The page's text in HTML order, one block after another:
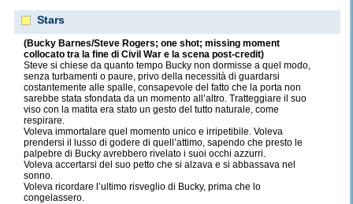
Stars
(Bucky Barnes/Steve Rogers; one shot; missing moment
collocato tra la fine di Civil War e la scena post-credit)
Steve si chiese da quanto tempo Bucky non dormisse a quel modo,
senza turbamenti o paure, privo della necessità di guardarsi
costantemente alle spalle, consapevole del fatto che la porta non
sarebbe stata sfondata da un momento all’altro. Tratteggiare il suo
viso con la matita era stato un gesto del tutto naturale, come
respirare.
Voleva immortalare quel momento unico e irripetibile. Voleva
prendersi il lusso di godere di quell’attimo, sapendo che presto le
palpebre di Bucky avrebbero rivelato i suoi occhi azzurri.
Voleva accertarsi del suo petto che si alzava e si abbassava nel
sonno.
Voleva ricordare l’ultimo risveglio di Bucky, prima che lo
congelassero.